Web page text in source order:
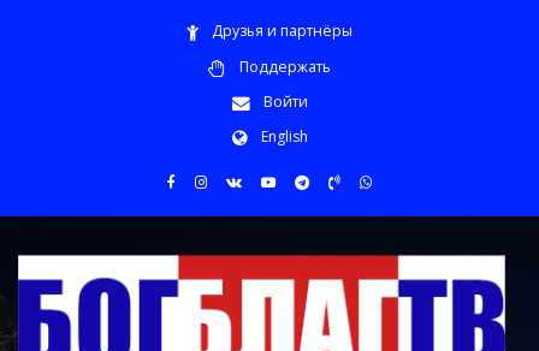
Друзья и партнёры
Поддержать
Войти
English